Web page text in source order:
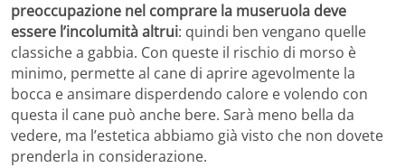
preoccupazione nel comprare la museruola deve
essere l’incolumità altrui: quindi ben vengano quelle
classiche a gabbia. Con queste il rischio di morso è
minimo, permette al cane di aprire agevolmente la
bocca e ansimare disperdendo calore e volendo con
questa il cane può anche bere. Sarà meno bella da
vedere, ma l’estetica abbiamo già visto che non dovete
prenderla in considerazione.